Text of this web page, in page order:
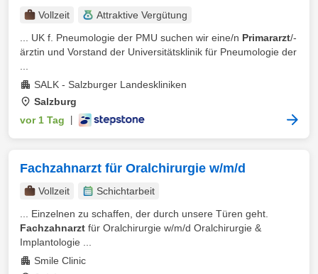
Vollzeit
Attraktive Vergütung
... UK f. Pneumologie der PMU suchen wir eine/n Primararzt/-
ärztin und Vorstand der Universitätsklinik für Pneumologie der
SALK - Salzburger Landeskliniken
Salzburg
vor 1 Tag
Fachzahnarzt für Oralchirurgie w/m/d
Vollzeit
Schichtarbeit
... Einzelnen zu schaffen, der durch unsere Türen geht.
Fachzahnarzt für Oralchirurgie w/m/d Oralchirurgie &
Implantologie ...
Smile Clinic